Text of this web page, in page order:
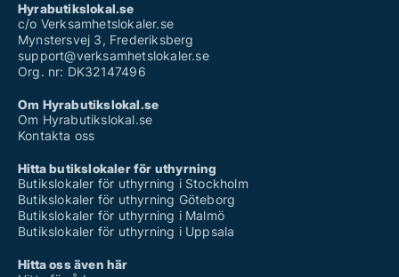
Hyrabutikslokal.se
c/o Verksamhetslokaler.se
Mynstersvej 3, Frederiksberg
support@verksamhetslokaler.se
Org. nr: DK32147496
Om Hyrabutikslokal.se
Om Hyrabutikslokal.se
Kontakta oss
Hitta butikslokaler för uthyrning
Butikslokaler för uthyrning i Stockholm
Butikslokaler för uthyrning Göteborg
Butikslokaler för uthyrning i Malmö
Butikslokaler för uthyrning i Uppsala
Hitta oss även här